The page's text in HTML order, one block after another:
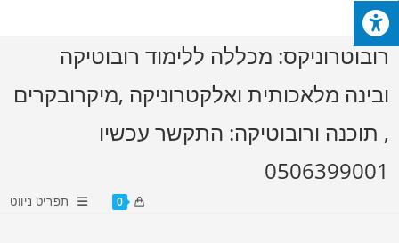
Skip
to
content
רובוטרוניקס: מכללה ללימוד רובוטיקה
ובינה מלאכותית ואלקטרוניקה ,מיקרובקרים
, תוכנה ורובוטיקה: התקשר עכשיו
0506399001
0 תפריט ניווט